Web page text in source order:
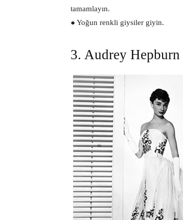
tamamlayın.
● Yoğun renkli giysiler giyin.
3. Audrey Hepburn